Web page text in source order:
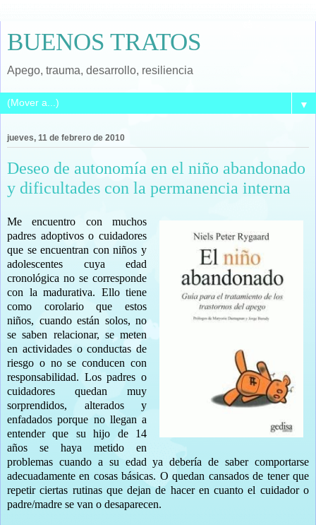
BUENOS TRATOS
Apego, trauma, desarrollo, resiliencia
▼
jueves, 11 de febrero de 2010
Deseo de autonomía en el niño abandonado
y dificultades con la permanencia interna
Me encuentro con muchos
padres adoptivos o cuidadores
que se encuentran con niños y
adolescentes cuya edad
cronológica no se corresponde
con la madurativa. Ello tiene
como corolario que estos
niños, cuando están solos, no
se saben relacionar, se meten
en actividades o conductas de
riesgo o no se conducen con
responsabilidad. Los padres o
cuidadores quedan muy
sorprendidos, alterados y
enfadados porque no llegan a
entender que su hijo de 14
años se haya metido en
problemas cuando a su edad ya debería de saber comportarse
adecuadamente en cosas básicas. O quedan cansados de tener que
repetir ciertas rutinas que dejan de hacer en cuanto el cuidador o
padre/madre se van o desaparecen.